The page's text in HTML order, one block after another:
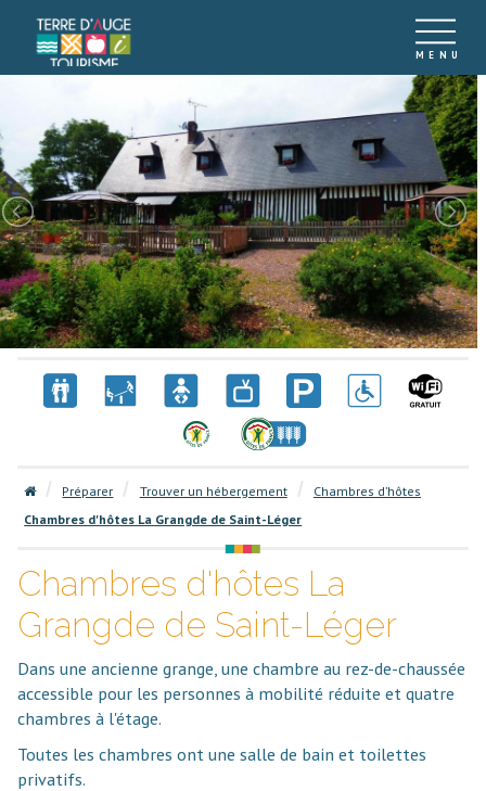
Préparer Trouver un hébergement
Chambres d’hôtes
Chambres d'hôtes La Grangde de Saint-Léger
Chambres d'hôtes La
Grangde de Saint-Léger
Dans une ancienne grange, une chambre au rez-de-chaussée
accessible pour les personnes à mobilité réduite et quatre
chambres à l'étage.
Toutes les chambres ont une salle de bain et toilettes
privatifs.